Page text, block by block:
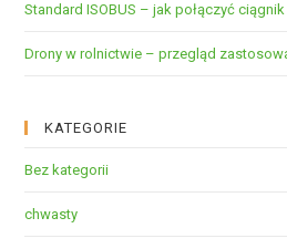
Standard ISOBUS – jak połączyć
Drony w rolnictwie – przegląd
KATEGORIE
Bez kategorii
chwasty